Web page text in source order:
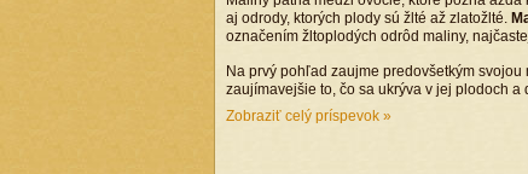
aj odrody, ktorých plody sú žlté až zlatožlté.
označením žltoplodých odrôd maliny,
Na prvý pohľad zaujme predovšetkým
zaujímavejšie to, čo sa ukrýva v jej plodoch a
Zobraziť celý príspevok »